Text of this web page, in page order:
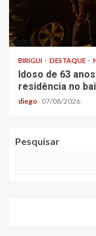
BIRIGUI DESTAQUE
Idoso de 63
residência no
diego 07/08/2026
Pesquisar